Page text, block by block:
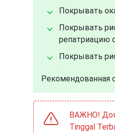
Покрывать
Покрывать
репатриацию
Покрывать
Рекомендованная
ВАЖНО!
Tinggal